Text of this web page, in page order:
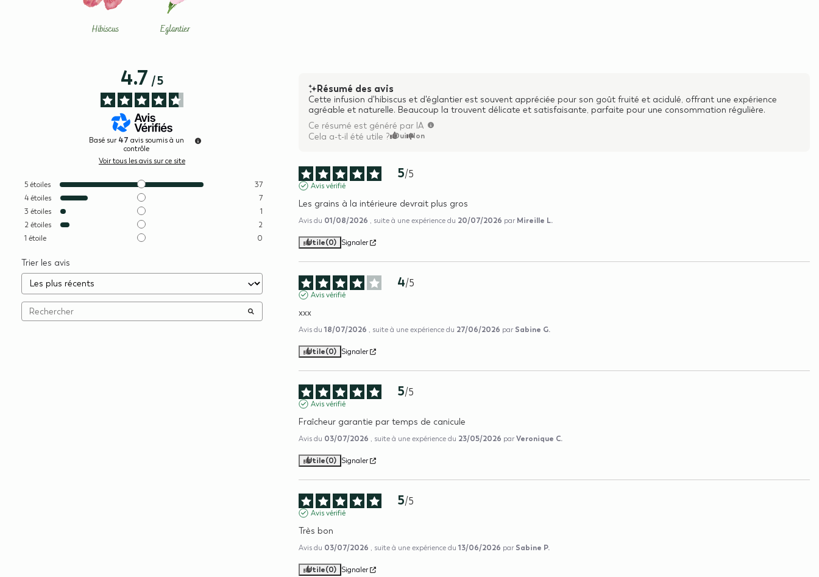
Hibiscus Eglantier
4.7/5
Basé sur 47 avis soumis à un
contrôle
Voir tous les avis sur ce site
5 étoiles
37
4 étoiles
7
3 étoiles
1
2 étoiles
2
1 étoile 0
Trier les avis
Résumé des avis
Cette infusion d'hibiscus et d'églantier est souvent appréciée pour son goût fruité et acidulé, offrant une expérience
agréable et naturelle. Beaucoup la trouvent délicate et satisfaisante, parfaite pour une consommation régulière.
Ce résumé est généré par IA
Cela a-t-il été utile ? Oui Non
5/5
Avis vérifié
Les grains à la intérieure devrait plus gros
Avis du 01/08/2026 , suite à une expérience du 20/07/2026 par Mireille L.
Utile(0) Signaler
4/5
Avis vérifié
xxx
Avis du18/07/2026 , suite à une expérience du 27/06/2026 par Sabine G.
Utile(0) Signaler
5/5
Avis vérifié
Fraîcheur garantie par temps de canicule
Avis du 03/07/2026 , suite à une expérience du 23/05/2026 parVeronique C.
Utile(0) Signaler
5/5
Avis vérifié
Très bon
Avis du 03/07/2026 , suite à une expérience du13/06/2026 par Sabine P.
Utile(0) Signaler